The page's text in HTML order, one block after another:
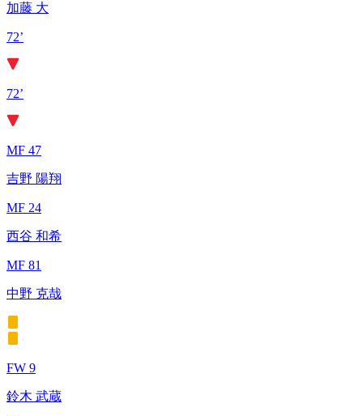
加藤 大
72’
72’
MF 47
吉野 陽翔
MF 24
西谷 和希
MF 81
中野 克哉
FW 9
鈴木 武蔵